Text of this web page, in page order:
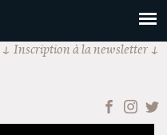
Inscription à la newsletter